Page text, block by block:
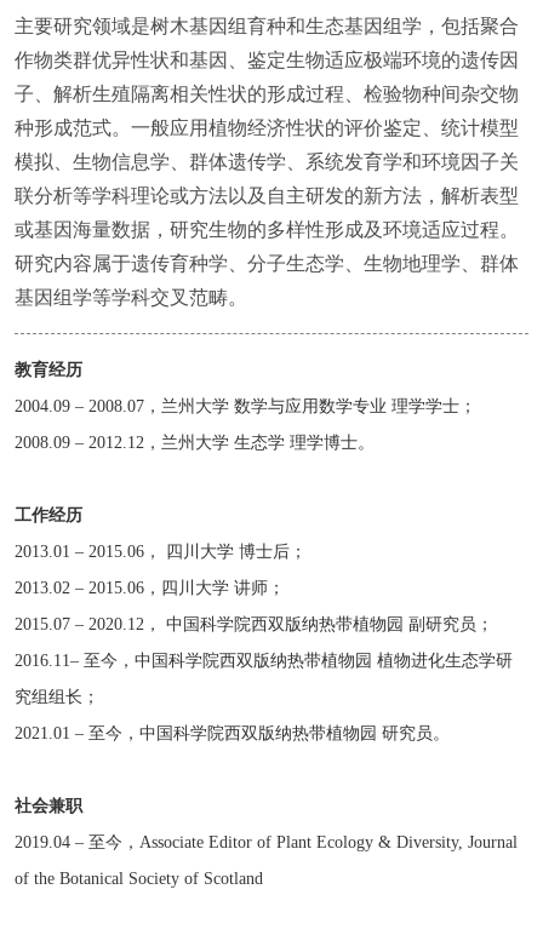
主要研究领域是树木基因组育种和生态基因组学，包括聚合
作物类群优异性状和基因、鉴定生物适应极端环境的遗传因
子、解析生殖隔离相关性状的形成过程、检验物种间杂交物
种形成范式。一般应用植物经济性状的评价鉴定、统计模型
模拟、生物信息学、群体遗传学、系统发育学和环境因子关
联分析等学科理论或方法以及自主研发的新方法，解析表型
或基因海量数据，研究生物的多样性形成及环境适应过程。
研究内容属于遗传育种学、分子生态学、生物地理学、群体
基因组学等学科交叉范畴。
教育经历
2004.09 – 2008.07 ，兰州大学 数学与应用数学专业 理学学士；
2008.09 – 2012.12 ，兰州大学 生态学 理学博士。
工作经历
2013.01 – 2015.06 ， 四川大学 博士后；
2013.02 – 2015.06 ，四川大学 讲师；
2015.07 – 2020.12， 中国科学院西双版纳热带植物园 副研究员；
2016.11– 至今，中国科学院西双版纳热带植物园 植物进化生态学研
究组组长；
2021.01 – 至今，中国科学院西双版纳热带植物园 研究员。
社会兼职
2019.04 – 至今， Associate Editor of Plant Ecology & Diversity, Journal
of the Botanical Society of Scotland